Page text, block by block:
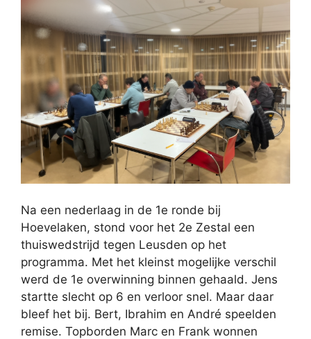
Na een nederlaag in de 1e ronde bij
Hoevelaken, stond voor het 2e Zestal een
thuiswedstrijd tegen Leusden op het
programma. Met het kleinst mogelijke verschil
werd de 1e overwinning binnen gehaald. Jens
startte slecht op 6 en verloor snel. Maar daar
bleef het bij. Bert, Ibrahim en André speelden
remise. Topborden Marc en Frank wonnen